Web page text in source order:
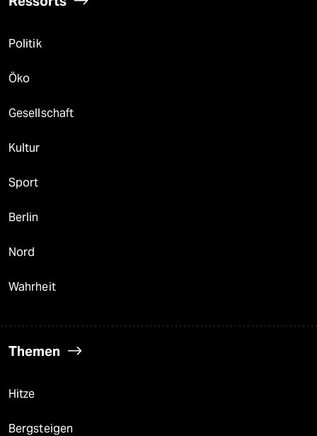
Politik
Öko
Gesellschaft
Kultur
Sport
Berlin
Nord
Wahrheit
Themen
Hitze
Bergsteigen